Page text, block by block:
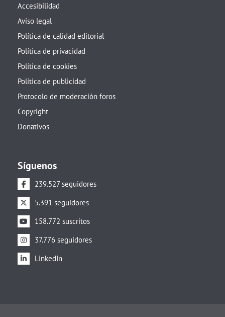
Accesibilidad
Aviso legal
Política de calidad editorial
Política de privacidad
Política de cookies
Política de publicidad
Protocolo de moderación foros
Copyright
Donativos
Síguenos
239.527 seguidores
5.391 seguidores
158.772 suscritos
37.776 seguidores
LinkedIn